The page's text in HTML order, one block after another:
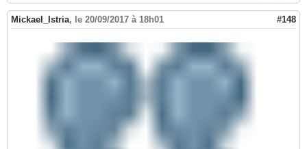
Mickael_Istria, le 20/09/2017 à 18h01 #148